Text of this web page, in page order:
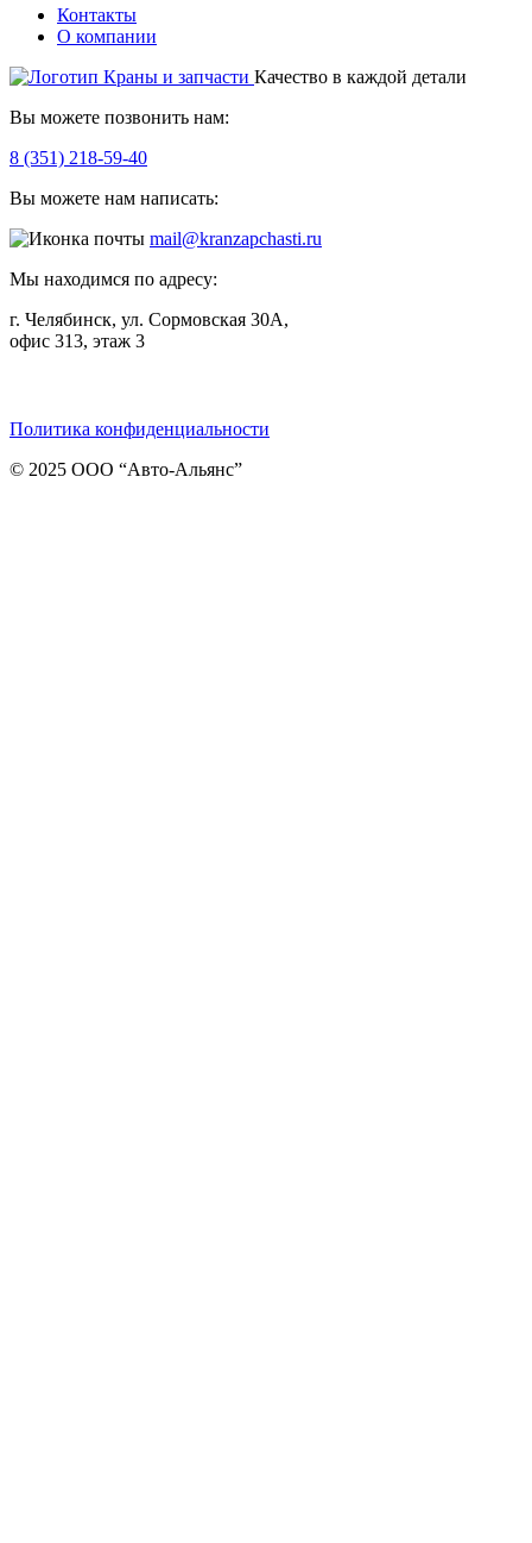
Контакты
О компании
Качество в каждой детали
Вы можете позвонить нам:
8 (351) 218-59-40
Вы можете нам написать:
mail@kranzapchasti.ru
Мы находимся по адресу:
г. Челябинск, ул. Сормовская 30А,
офис 313, этаж 3
Политика конфиденциальности
© 2025 ООО “Авто-Альянс”